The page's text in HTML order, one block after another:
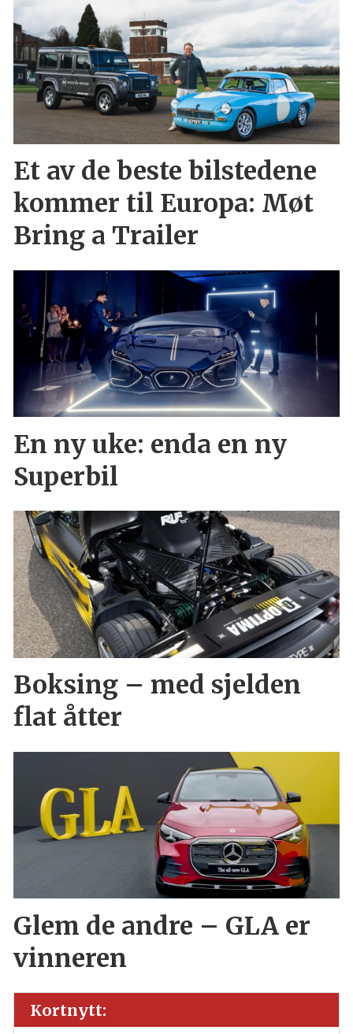
Et av de beste bilstedene
kommer til Europa: Møt
Bring a Trailer
En ny uke: enda en ny
Superbil
Boksing – med sjelden
flat åtter
Glem de andre – GLA er
vinneren
Kortnytt: